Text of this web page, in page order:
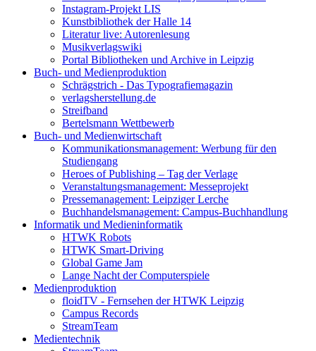
Instagram-Projekt LIS
Kunstbibliothek der Halle 14
Literatur live: Autorenlesung
Musikverlagswiki
Portal Bibliotheken und Archive in Leipzig
Buch- und Medienproduktion
Schrägstrich - Das Typografiemagazin
verlagsherstellung.de
Streifband
Bertelsmann Wettbewerb
Buch- und Medienwirtschaft
Kommunikationsmanagement: Werbung für den
Studiengang
Heroes of Publishing – Tag der Verlage
Veranstaltungsmanagement: Messeprojekt
Pressemanagement: Leipziger Lerche
Buchhandelsmanagement: Campus-Buchhandlung
Informatik und Medieninformatik
HTWK Robots
HTWK Smart-Driving
Global Game Jam
Lange Nacht der Computerspiele
Medienproduktion
floidTV - Fernsehen der HTWK Leipzig
Campus Records
StreamTeam
Medientechnik